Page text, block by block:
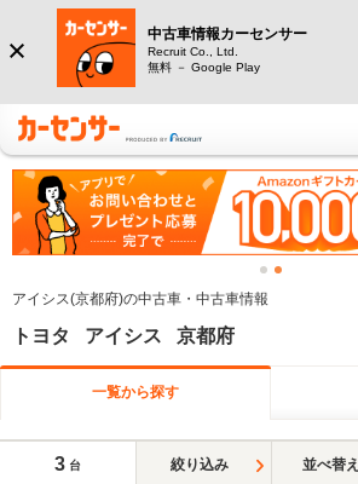
中古車情報カーセンサー
Recruit Co., Ltd.
無料 － Google Play
アイシス(京都府)の中古車・中古車情報
トヨタ アイシス 京都府
一覧から探す
3 台 絞り込み 並べ替え